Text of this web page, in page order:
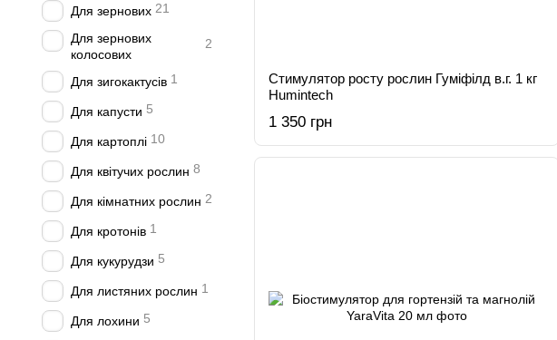
Стимулятор росту рослин Гуміфілд в.г. 1 кг
Humintech
1 350 грн
Для зернових 21
Для зернових
колосових
2
Для зигокактусів 1
Для капусти 5
Для картоплі 10
Для квітучих рослин 8
Для кімнатних рослин 2
Для кротонів 1
Для кукурудзи 5
Для листяних рослин 1
Для лохини 5